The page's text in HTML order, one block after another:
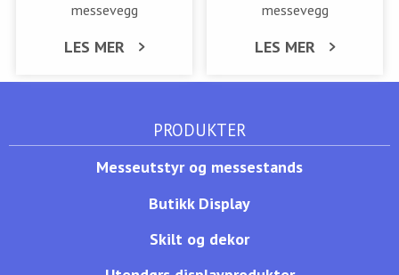
messevegg
LES MER
messevegg
LES MER
PRODUKTER
Messeutstyr og messestands
Butikk Display
Skilt og dekor